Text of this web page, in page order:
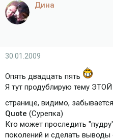
Дина
30.01.2009
Опять двадцать пять
Я тут продублирую тему
странице, видимо, забывается
Quote (Сурепка)
Кто может проследить
поколений и сделать выводы